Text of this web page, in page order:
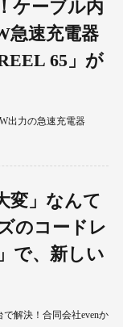
ケーブル内
急速充電器
65」が
出力の急速充電器
変」なんて
のコードレ
で、新しい
解決！合同会社evenか